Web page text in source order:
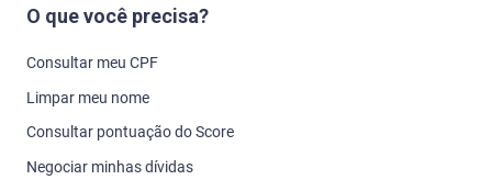
O que você precisa?
Consultar meu CPF
Limpar meu nome
Consultar pontuação do Score
Negociar minhas dívidas